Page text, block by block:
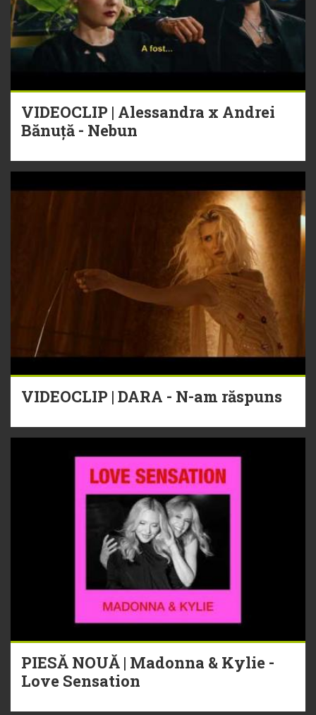
VIDEOCLIP | Alessandra x Andrei
Bănuță - Nebun
VIDEOCLIP | DARA - N-am răspuns
PIESĂ NOUĂ | Madonna & Kylie -
Love Sensation